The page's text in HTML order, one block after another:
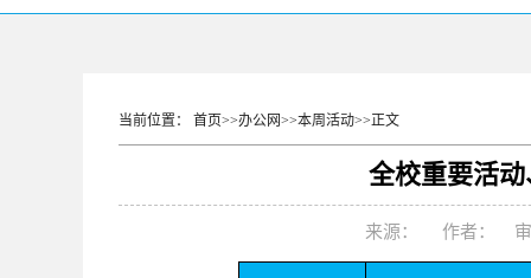
当前位置： 首页>>办公网>>本周活动>>正文
全校重要活
来源： 作者： 审